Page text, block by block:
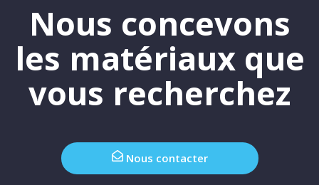
Nous concevons
les matériaux que
vous recherchez
Nous contacter